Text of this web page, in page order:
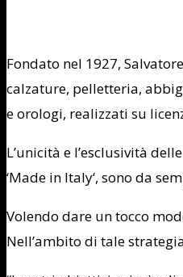
Fondato nel 1927,
calzature, pelletteria,
e orologi, realizzati su
L’unicità e l’esclusività
‘Made in Italy‘, sono da
Volendo dare un tocco
Nell’ambito di tale